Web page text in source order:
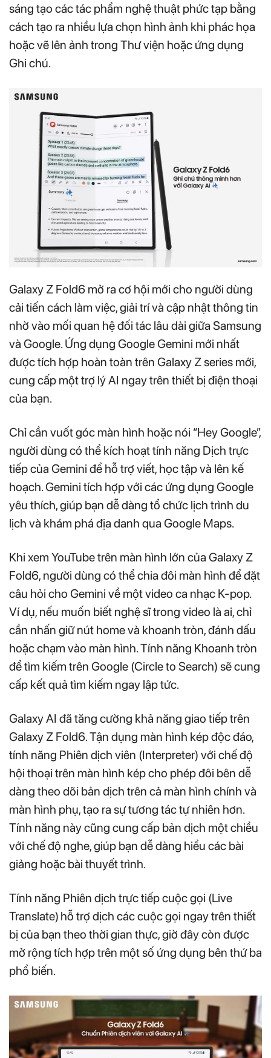
sáng tạo các tác phẩm nghệ thuật phức tạp bằng
cách tạo ra nhiều lựa chọn hình ảnh khi phác họa
hoặc vẽ lên ảnh trong Thư viện hoặc ứng dụng
Ghi chú.
Galaxy Z Fold6 mở ra cơ hội mới cho người dùng
cải tiến cách làm việc, giải trí và cập nhật thông tin
nhờ vào mối quan hệ đối tác lâu dài giữa Samsung
và Google. Ứng dụng Google Gemini mới nhất
được tích hợp hoàn toàn trên Galaxy Z series mới,
cung cấp một trợ lý AI ngay trên thiết bị điện thoại
của bạn.
Chỉ cần vuốt góc màn hình hoặc nói “Hey Google”,
người dùng có thể kích hoạt tính năng Dịch trực
tiếp của Gemini để hỗ trợ viết, học tập và lên kế
hoạch. Gemini tích hợp với các ứng dụng Google
yêu thích, giúp bạn dễ dàng tổ chức lịch trình du
lịch và khám phá địa danh qua Google Maps.
Khi xem YouTube trên màn hình lớn của Galaxy Z
Fold6, người dùng có thể chia đôi màn hình để đặt
câu hỏi cho Gemini về một video ca nhạc K-pop.
Ví dụ, nếu muốn biết nghệ sĩ trong video là ai, chỉ
cần nhấn giữ nút home và khoanh tròn, đánh dấu
hoặc chạm vào màn hình. Tính năng Khoanh tròn
để tìm kiếm trên Google (Circle to Search) sẽ cung
cấp kết quả tìm kiếm ngay lập tức.
Galaxy AI đã tăng cường khả năng giao tiếp trên
Galaxy Z Fold6. Tận dụng màn hình kép độc đáo,
tính năng Phiên dịch viên (Interpreter) với chế độ
hội thoại trên màn hình kép cho phép đôi bên dễ
dàng theo dõi bản dịch trên cả màn hình chính và
màn hình phụ, tạo ra sự tương tác tự nhiên hơn.
Tính năng này cũng cung cấp bản dịch một chiều
với chế độ nghe, giúp bạn dễ dàng hiểu các bài
giảng hoặc bài thuyết trình.
Tính năng Phiên dịch trực tiếp cuộc gọi (Live
Translate) hỗ trợ dịch các cuộc gọi ngay trên thiết
bị của bạn theo thời gian thực, giờ đây còn được
mở rộng tích hợp trên một số ứng dụng bên thứ ba
phổ biến.